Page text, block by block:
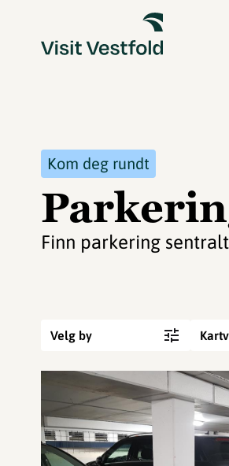
Kom deg rundt
Finn parkering
Velg by